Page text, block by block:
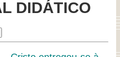
DIDÁTICO